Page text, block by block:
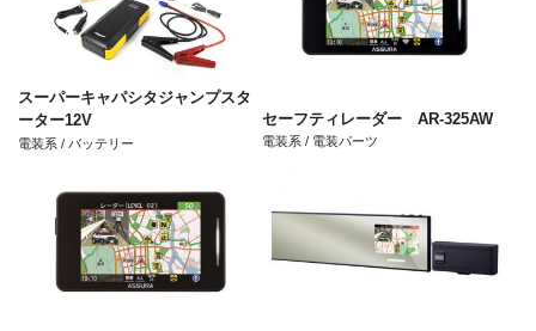
スーパーキャパシタジャンプスタ
ーター12V
電装系 / バッテリー
セーフティレーダー AR-325AW
電装系 / 電装パーツ